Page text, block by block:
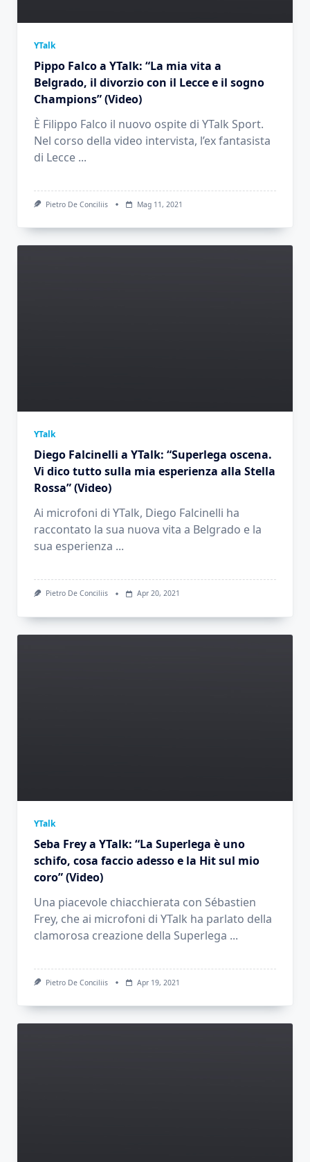
YTalk
Pippo Falco a YTalk: “La mia vita a
Belgrado, il divorzio con il Lecce e il sogno
Champions” (Video)
È Filippo Falco il nuovo ospite di YTalk Sport.
Nel corso della video intervista, l’ex fantasista
di Lecce ...
Pietro De Conciliis Mag 11, 2021
YTalk
Diego Falcinelli a YTalk: “Superlega oscena.
Vi dico tutto sulla mia esperienza alla Stella
Rossa” (Video)
Ai microfoni di YTalk, Diego Falcinelli ha
raccontato la sua nuova vita a Belgrado e la
sua esperienza ...
Pietro De Conciliis Apr 20, 2021
YTalk
Seba Frey a YTalk: “La Superlega è uno
schifo, cosa faccio adesso e la Hit sul mio
coro” (Video)
Una piacevole chiacchierata con Sébastien
Frey, che ai microfoni di YTalk ha parlato della
clamorosa creazione della Superlega ...
Pietro De Conciliis Apr 19, 2021